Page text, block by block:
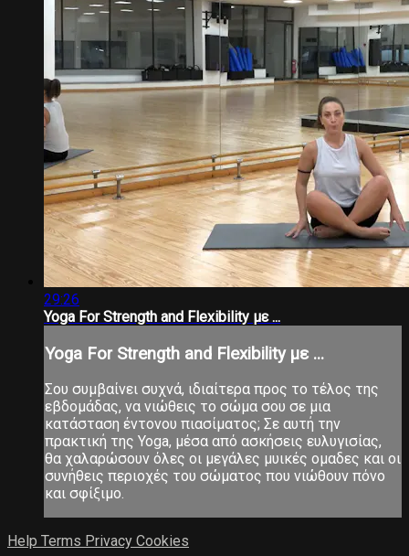
29:26
Yoga For Strength and Flexibility με ...
Yoga For Strength and Flexibility με ...
Σου συμβαίνει συχνά, ιδιαίτερα προς το τέλος της
εβδομάδας, να νιώθεις το σώμα σου σε μια
κατάσταση έντονου πιασίματος; Σε αυτή την
πρακτική της Yoga, μέσα από ασκήσεις ευλυγισίας,
θα χαλαρώσουν όλες οι μεγάλες μυικές ομαδες και οι
συνήθεις περιοχές του σώματος που νιώθουν πόνο
και σφίξιμο.
Help Terms Privacy Cookies